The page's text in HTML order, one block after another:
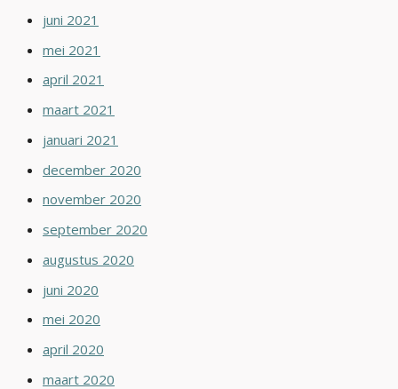
juni 2021
mei 2021
april 2021
maart 2021
januari 2021
december 2020
november 2020
september 2020
augustus 2020
juni 2020
mei 2020
april 2020
maart 2020